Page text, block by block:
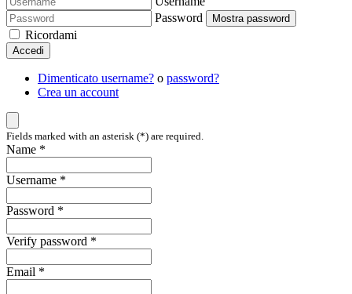
Password
Mostra password
Ricordami
Accedi
Dimenticato username? o password?
Crea un account
Fields marked with an asterisk (*) are required.
Name *
Username *
Password *
Verify password *
Email *